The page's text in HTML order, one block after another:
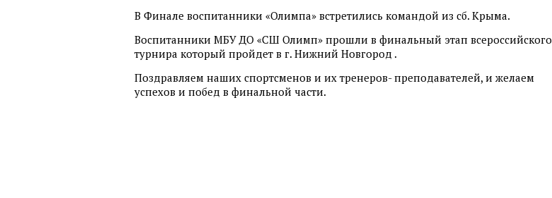
В Финале воспитанники «Олимпа» встретились командой из сб. Крыма.
Воспитанники МБУ ДО «СШ Олимп» прошли в финальный этап всероссийского
турнира который пройдет в г. Нижний Новгород .
Поздравляем наших спортсменов и их тренеров- преподавателей, и желаем
успехов и побед в финальной части.